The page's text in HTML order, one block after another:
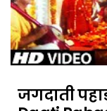
जगदाती